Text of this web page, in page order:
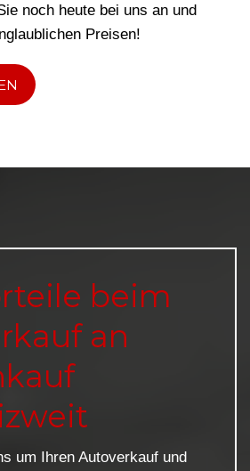
noch heute bei uns an und
Preisen!
beim
an
um Ihren Autoverkauf und